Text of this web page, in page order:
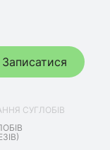
Записатися
СУГЛОБІВ